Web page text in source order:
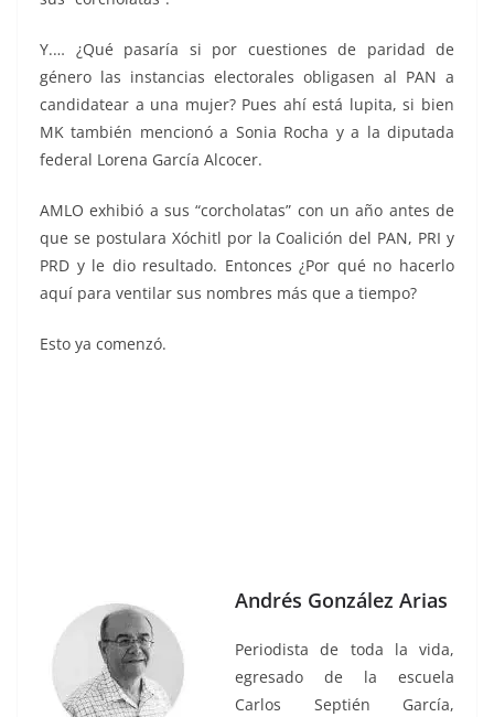
Y.… ¿Qué pasaría si por cuestiones de paridad de
género las instancias electorales obligasen al PAN a
candidatear a una mujer? Pues ahí está lupita, si bien
MK también mencionó a Sonia Rocha y a la diputada
federal Lorena García Alcocer.
AMLO exhibió a sus “corcholatas” con un año antes de
que se postulara Xóchitl por la Coalición del PAN, PRI y
PRD y le dio resultado. Entonces ¿Por qué no hacerlo
aquí para ventilar sus nombres más que a tiempo?
Esto ya comenzó.
Andrés González Arias
Periodista de toda la vida,
egresado de la escuela
Carlos Septién García,